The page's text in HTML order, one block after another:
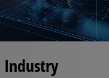
Industry